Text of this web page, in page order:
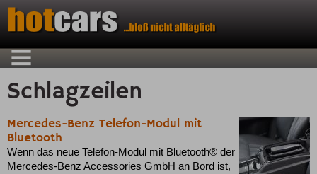
Schlagzeilen
Mercedes-Benz Telefon-Modul mit
Bluetooth
Wenn das neue Telefon-Modul mit Bluetooth® der
Mercedes-Benz Accessories GmbH an Bord ist,